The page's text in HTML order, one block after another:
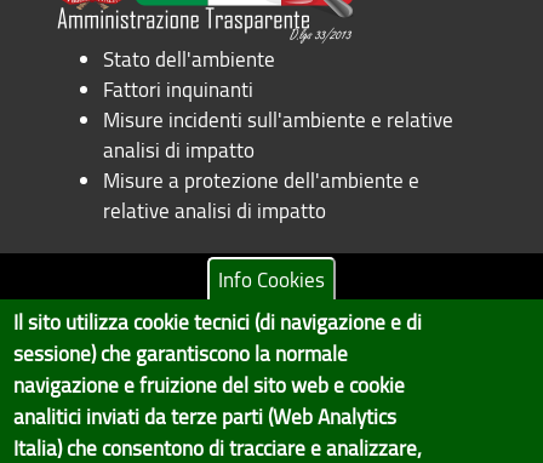
Stato dell'ambiente
Fattori inquinanti
Misure incidenti sull'ambiente e relative
analisi di impatto
Misure a protezione dell'ambiente e
relative analisi di impatto
Copyright © 2017 Città metropolitana di Genova | CF:
80007350103
Il Portale è gestito dal Servizio Sistemi Informativi e Sviluppo Economico,
GenovaMetropoli
Info Cookies
Il sito utilizza cookie tecnici (di navigazione e di
sessione) che garantiscono la normale
navigazione e fruizione del sito web e cookie
analitici inviati da terze parti (Web Analytics
Italia) che consentono di tracciare e analizzare,